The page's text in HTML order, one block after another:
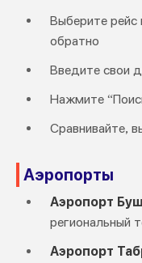
Выберите рейс
обратно
Введите свои
Нажмите
Сравнивайте,
Аэропорты
Аэропорт
региональный
Аэропорт